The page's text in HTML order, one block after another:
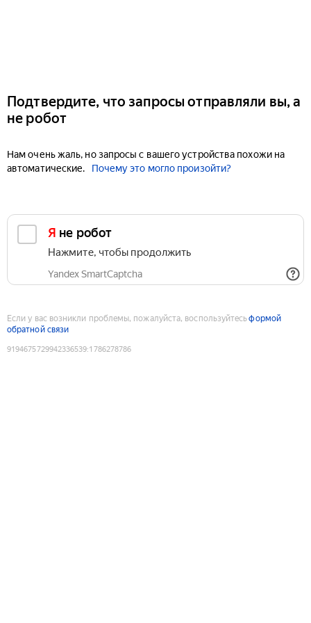
Подтвердите, что запросы отправляли вы, а
не робот
Нам очень жаль, но запросы с вашего устройства похожи на
автоматические.
Почему это могло произойти?
Я не робот
Нажмите, чтобы продолжить
Yandex SmartCaptcha
Если у вас возникли проблемы, пожалуйста, воспользуйтесьформой
обратной связи
9194675729942336539:1786278786